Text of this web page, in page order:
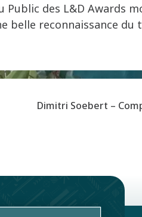
Public des L&D Awards
belle reconnaissance du
Dimitri Soebert –